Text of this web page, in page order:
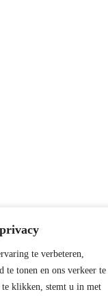
te verbeteren,
te tonen en ons verkeer te
te klikken, stemt u in met